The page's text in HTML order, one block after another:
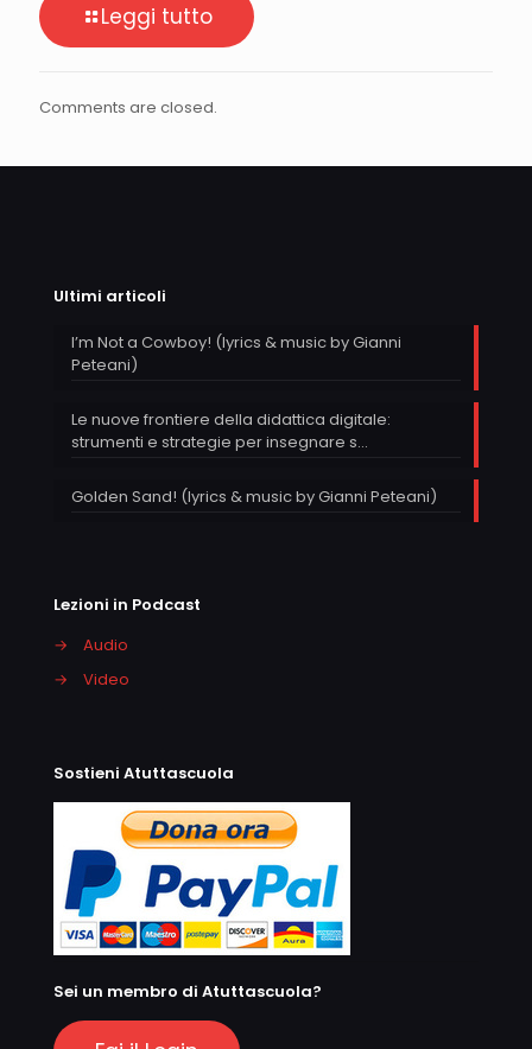
Leggi tutto
Comments are closed.
Ultimi articoli
I’m Not a Cowboy! (lyrics & music by Gianni
Peteani)
Le nuove frontiere della didattica digitale:
strumenti e strategie per insegnare s…
Golden Sand! (lyrics & music by Gianni Peteani)
Lezioni in Podcast
→
Audio
→
Video
Sostieni Atuttascuola
Sei un membro di Atuttascuola?